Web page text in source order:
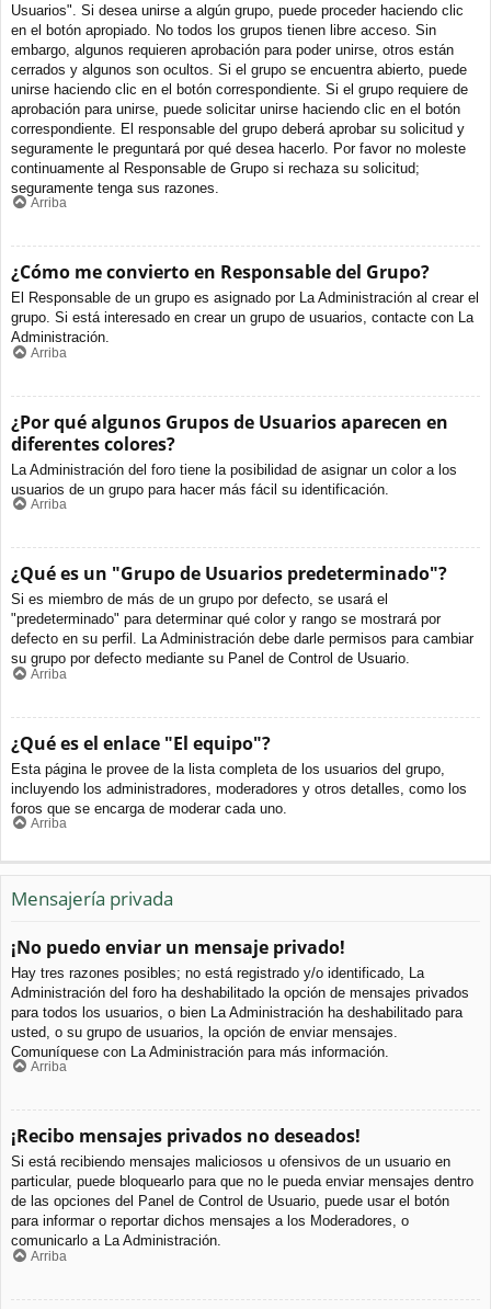
Usuarios". Si desea unirse a algún grupo, puede proceder haciendo clic
en el botón apropiado. No todos los grupos tienen libre acceso. Sin
embargo, algunos requieren aprobación para poder unirse, otros están
cerrados y algunos son ocultos. Si el grupo se encuentra abierto, puede
unirse haciendo clic en el botón correspondiente. Si el grupo requiere de
aprobación para unirse, puede solicitar unirse haciendo clic en el botón
correspondiente. El responsable del grupo deberá aprobar su solicitud y
seguramente le preguntará por qué desea hacerlo. Por favor no moleste
continuamente al Responsable de Grupo si rechaza su solicitud;
seguramente tenga sus razones.
Arriba
¿Cómo me convierto en Responsable del Grupo?
El Responsable de un grupo es asignado por La Administración al crear el
grupo. Si está interesado en crear un grupo de usuarios, contacte con La
Administración.
Arriba
¿Por qué algunos Grupos de Usuarios aparecen en
diferentes colores?
La Administración del foro tiene la posibilidad de asignar un color a los
usuarios de un grupo para hacer más fácil su identificación.
Arriba
¿Qué es un "Grupo de Usuarios predeterminado"?
Si es miembro de más de un grupo por defecto, se usará el
"predeterminado" para determinar qué color y rango se mostrará por
defecto en su perfil. La Administración debe darle permisos para cambiar
su grupo por defecto mediante su Panel de Control de Usuario.
Arriba
¿Qué es el enlace "El equipo"?
Esta página le provee de la lista completa de los usuarios del grupo,
incluyendo los administradores, moderadores y otros detalles, como los
foros que se encarga de moderar cada uno.
Arriba
Mensajería privada
¡No puedo enviar un mensaje privado!
Hay tres razones posibles; no está registrado y/o identificado, La
Administración del foro ha deshabilitado la opción de mensajes privados
para todos los usuarios, o bien La Administración ha deshabilitado para
usted, o su grupo de usuarios, la opción de enviar mensajes.
Comuníquese con La Administración para más información.
Arriba
¡Recibo mensajes privados no deseados!
Si está recibiendo mensajes maliciosos u ofensivos de un usuario en
particular, puede bloquearlo para que no le pueda enviar mensajes dentro
de las opciones del Panel de Control de Usuario, puede usar el botón
para informar o reportar dichos mensajes a los Moderadores, o
comunicarlo a La Administración.
Arriba